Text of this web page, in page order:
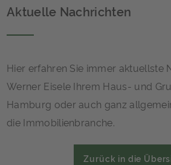
Aktuelle Nachrichten
Hier erfahren Sie immer aktuellste
Werner Eisele Ihrem Haus- und
Hamburg oder auch ganz
die Immobilienbranche.
Zurück in die